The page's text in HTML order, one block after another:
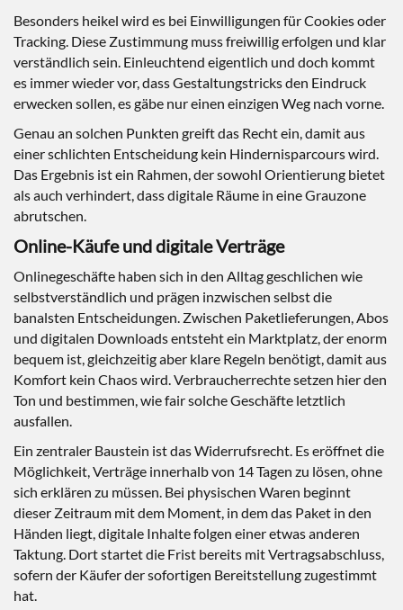
Besonders heikel wird es bei Einwilligungen für Cookies oder
Tracking. Diese Zustimmung muss freiwillig erfolgen und klar
verständlich sein. Einleuchtend eigentlich und doch kommt
es immer wieder vor, dass Gestaltungstricks den Eindruck
erwecken sollen, es gäbe nur einen einzigen Weg nach vorne.
Genau an solchen Punkten greift das Recht ein, damit aus
einer schlichten Entscheidung kein Hindernisparcours wird.
Das Ergebnis ist ein Rahmen, der sowohl Orientierung bietet
als auch verhindert, dass digitale Räume in eine Grauzone
abrutschen.
Online-Käufe und digitale Verträge
Onlinegeschäfte haben sich in den Alltag geschlichen wie
selbstverständlich und prägen inzwischen selbst die
banalsten Entscheidungen. Zwischen Paketlieferungen, Abos
und digitalen Downloads entsteht ein Marktplatz, der enorm
bequem ist, gleichzeitig aber klare Regeln benötigt, damit aus
Komfort kein Chaos wird. Verbraucherrechte setzen hier den
Ton und bestimmen, wie fair solche Geschäfte letztlich
ausfallen.
Ein zentraler Baustein ist das Widerrufsrecht. Es eröffnet die
Möglichkeit, Verträge innerhalb von 14 Tagen zu lösen, ohne
sich erklären zu müssen. Bei physischen Waren beginnt
dieser Zeitraum mit dem Moment, in dem das Paket in den
Händen liegt, digitale Inhalte folgen einer etwas anderen
Taktung. Dort startet die Frist bereits mit Vertragsabschluss,
sofern der Käufer der sofortigen Bereitstellung zugestimmt
hat.